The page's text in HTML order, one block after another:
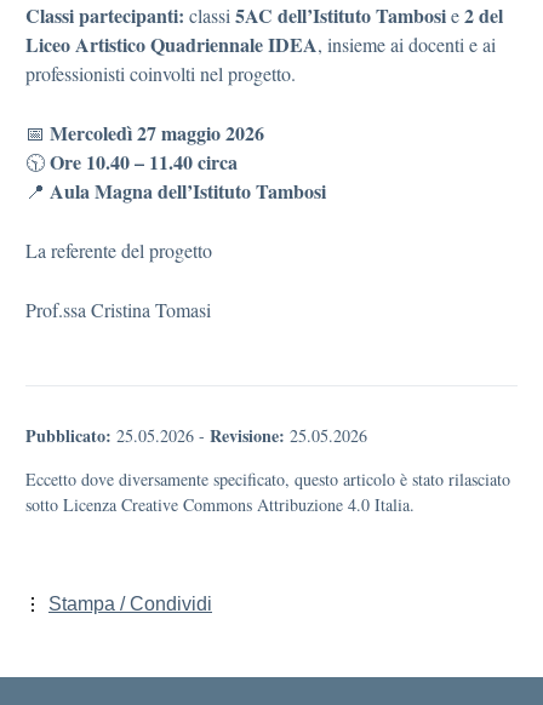
Classi partecipanti: classi 5AC dell’Istituto Tambosie2 del
Liceo Artistico Quadriennale IDEA, insieme ai docenti e ai
professionisti coinvolti nel progetto.
📅 Mercoledì 27 maggio 2026
🕥Ore 10.40 – 11.40 circa
📍 Aula Magna dell’Istituto Tambosi
La referente del progetto
Prof.ssa Cristina Tomasi
Pubblicato: 25.05.2026 - Revisione: 25.05.2026
Eccetto dove diversamente specificato, questo articolo è stato rilasciato
sotto Licenza Creative Commons Attribuzione 4.0 Italia.
Stampa / Condividi